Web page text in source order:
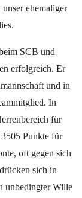
ehemaliger
SCB und
erfolgreich. Er
und in
In
für
Punkte für
oft gegen sich
sich in
unbedingter Wille